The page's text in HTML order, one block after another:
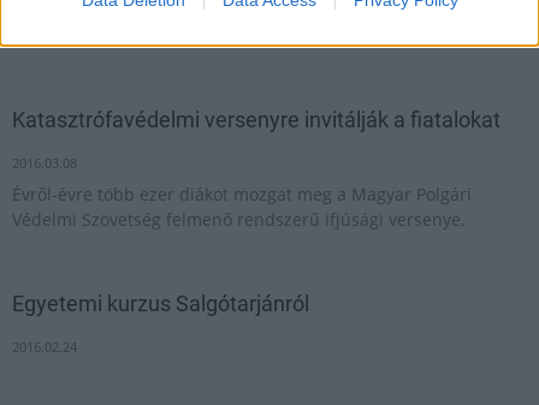
globális környezetvédő akció idei magyarországi programjai
Katasztrófavédelmi versenyre invitálják a fiatalokat
2016.03.08
Évről-évre több ezer diákot mozgat meg a Magyar Polgári
Védelmi Szövetség felmenő rendszerű ifjúsági versenye.
Egyetemi kurzus Salgótarjánról
2016.02.24